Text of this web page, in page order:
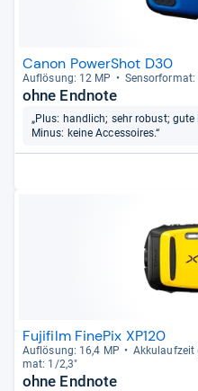
Canon PowerShot D30
Auf­lö­sung: 12 MP Sen­sor­for­mat:
ohne Endnote
„Plus: handlich; sehr robust;
Minus: keine Accessoires.“
Fujifilm FinePix XP120
Auf­lö­sung: 16,4 MP Akku­lauf­zeit
mat: 1/2,3"
ohne Endnote